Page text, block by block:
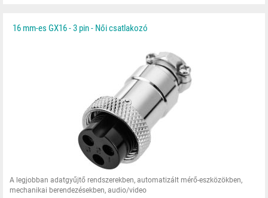
16 mm-es GX16 - 3 pin - Női csatlakozó
A legjobban adatgyűjtő rendszerekben, automatizált mérő-eszközökben,
mechanikai berendezésekben, audio/video